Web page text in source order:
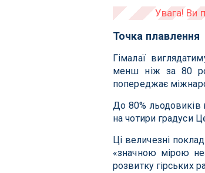
Точка плавлення
Гімалаї
менш ніж за 80
попереджає
До 80% льодовиків
на чотири градуси
Ці величезні
«значною мірою
розвитку гірських